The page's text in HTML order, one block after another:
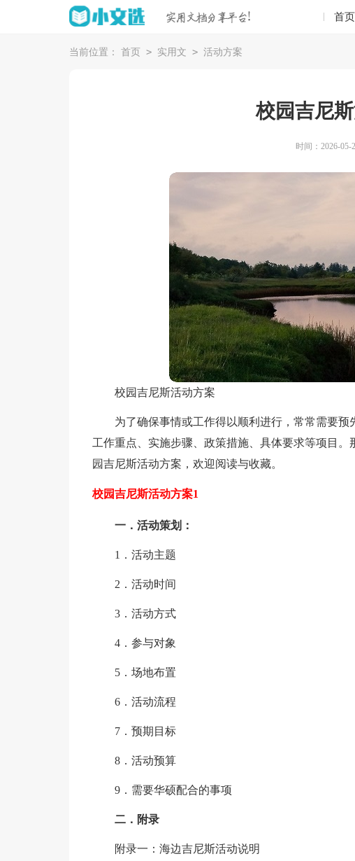
首页
当前位置： 首页 > 实用文 > 活动方案
校园吉尼
时间：2026-05-
校园吉尼斯活动方案
为了确保事情或工作得以顺利进行，常常需要预
工作重点、实施步骤、政策措施、具体要求等项目
园吉尼斯活动方案，欢迎阅读与收藏。
校园吉尼斯活动方案1
一．活动策划：
1．活动主题
2．活动时间
3．活动方式
4．参与对象
5．场地布置
6．活动流程
7．预期目标
8．活动预算
9．需要华硕配合的事项
二．附录
附录一：海边吉尼斯活动说明